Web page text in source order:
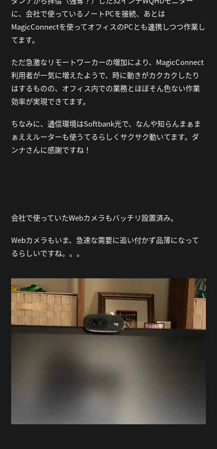
に、会社で使っているノートPCを接続、あとは
MagicConnectを使ってオフィスのPCとも連携しつつ作業し
てます。
ただ急激なリモートワーカーの増加により、MagicConnect
利用者が一気に増えたようで、時に動きがカクカクしたり
はするものの、オフィス内での業務とほぼそん色ない作業
効率が実現できてます。
ちなみに、通信環境はSoftbank光で、なんや知らんまぁま
ぁええルーターも使うてるらしくサクサク動いてます。ダ
ンナさんに感謝ですね！
会社で使っていたWebカメラもバッチリ設置済み。
Webカメラもいま、急速な需要に追い付かず品薄になって
るらしいですね。。。